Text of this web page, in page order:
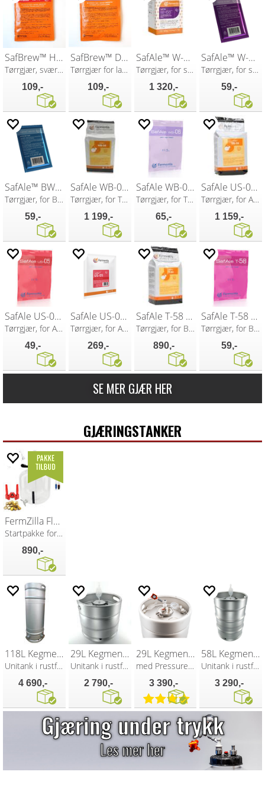
SafBrew™ HA-18 25g
Tørrgjær, svært høy alkoholtoleranse
109,-
SafBrew™ DA-16 25g
Tørrgjær for lavkarbo ale's
109,-
SafAle™ W-68 500g
Tørrgjær, for smakfulle hveteøl
1 320,-
SafAle™ W-68 11,5g
Tørrgjær, for smakfulle hveteøl
59,-
SafAle™ BW-20 11,5 g
Tørrgjær, for Belgisk Hveteøl
59,-
SafAle WB-06 500g
Tørrgjær, for Tyske hveteøl
1 199,-
SafAle WB-06 11,5g
Tørrgjær, for Tyske hveteøl
65,-
SafAle US-05 500g
Tørrgjær, for Amerikanske øl
1 159,-
SafAle US-05 11,5g
Tørrgjær, for Amerikanske øl
49,-
SafAle US-05 100g
Tørrgjær, for Amerikanske øl
269,-
SafAle T-58 500g
Tørrgjær, for Belgiske øl
890,-
SafAle T-58 11,5g
Tørrgjær, for Belgiske øl
59,-
SE MER GJÆR HER
GJÆRINGSTANKER
FermZilla Flat Bottom 30L Starter Kit
Startpakke for gjæring og flasking
890,-
118L Kegmenter
Unitank i rustfritt stål
4 690,-
29L Kegmenter
Unitank i rustfritt stål
2 790,-
29L Kegmenter - komplett pakke
med Pressure Kit og overtrykksventil
3 390,-
58L Kegmenter
Unitank i rustfritt stål
3 290,-
Gjæring under trykk
Les mer her